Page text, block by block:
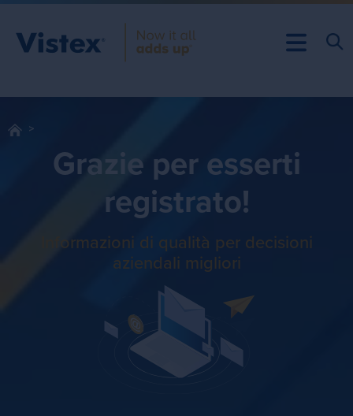
Grazie per esserti
registrato!
Informazioni di qualità per decisioni
aziendali migliori